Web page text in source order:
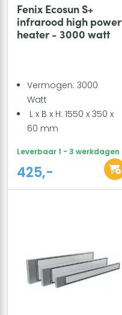
Fenix Ecosun S+
infrarood high power
heater - 3000 watt
Vermogen: 3000
Watt
L x B x H: 1550 x 350 x
60 mm
Leverbaar 1 - 3 werkdagen
425,-